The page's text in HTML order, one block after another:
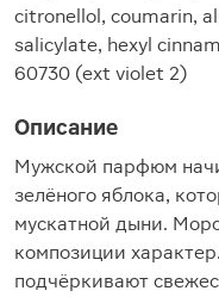
citronellol, coumarin,
salicylate, hexyl
60730 (ext violet 2)
Описание
Мужской парфюм
зелёного яблока,
мускатной дыни.
композиции
подчёркивают